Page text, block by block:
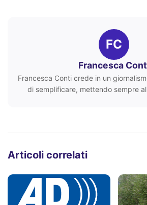
FC
Francesca
Francesca Conti crede in un
di semplificare, mettendo sempre
Articoli correlati